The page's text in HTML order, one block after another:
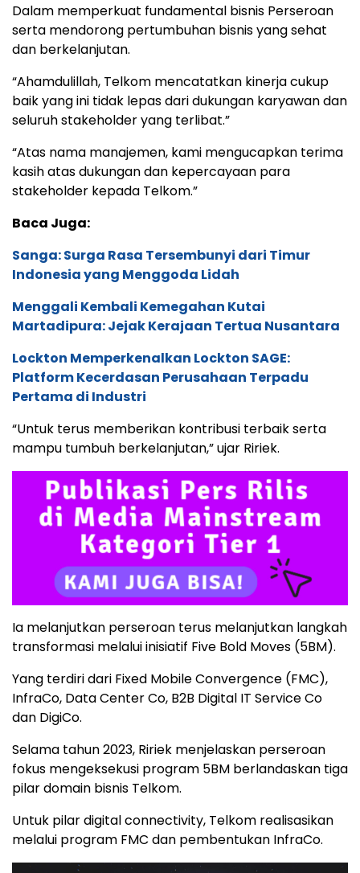
Dalam memperkuat fundamental bisnis Perseroan
serta mendorong pertumbuhan bisnis yang sehat
dan berkelanjutan.
“Ahamdulillah, Telkom mencatatkan kinerja cukup
baik yang ini tidak lepas dari dukungan karyawan dan
seluruh stakeholder yang terlibat.”
“Atas nama manajemen, kami mengucapkan terima
kasih atas dukungan dan kepercayaan para
stakeholder kepada Telkom.”
Baca Juga:
Sanga: Surga Rasa Tersembunyi dari Timur
Indonesia yang Menggoda Lidah
Menggali Kembali Kemegahan Kutai
Martadipura: Jejak Kerajaan Tertua Nusantara
Lockton Memperkenalkan Lockton SAGE:
Platform Kecerdasan Perusahaan Terpadu
Pertama di Industri
“Untuk terus memberikan kontribusi terbaik serta
mampu tumbuh berkelanjutan,” ujar Ririek.
Ia melanjutkan perseroan terus melanjutkan langkah
transformasi melalui inisiatif Five Bold Moves (5BM).
Yang terdiri dari Fixed Mobile Convergence (FMC),
InfraCo, Data Center Co, B2B Digital IT Service Co
dan DigiCo.
Selama tahun 2023, Ririek menjelaskan perseroan
fokus mengeksekusi program 5BM berlandaskan tiga
pilar domain bisnis Telkom.
Untuk pilar digital connectivity, Telkom realisasikan
melalui program FMC dan pembentukan InfraCo.